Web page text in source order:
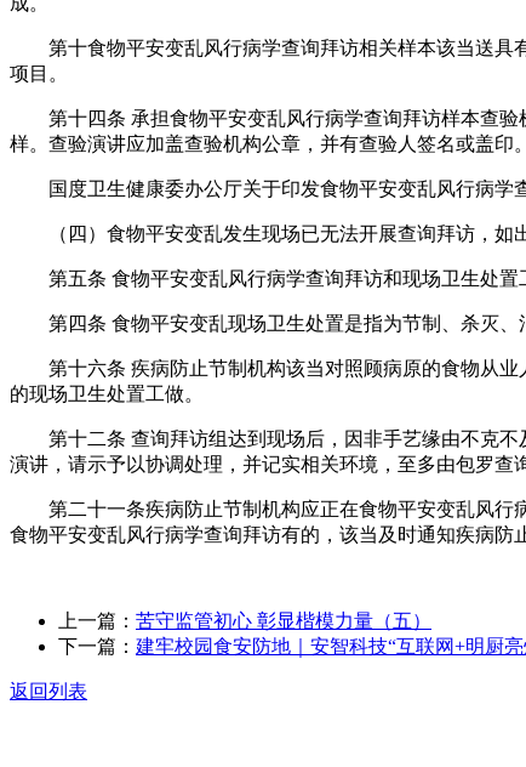
第十食物平安变乱风行病学查询拜访相关样本该当送具
项目。
第十四条 承担食物平安变乱风行病学查询拜访样本查验
样。查验演讲应加盖查验机构公章，并有查验人签名或盖印。
国度卫生健康委办公厅关于印发食物平安变乱风行病学查
（四）食物平安变乱发生现场已无法开展查询拜访，如
第五条 食物平安变乱风行病学查询拜访和现场卫生处置
第四条 食物平安变乱现场卫生处置是指为节制、杀灭、
第十六条 疾病防止节制机构该当对照顾病原的食物从业
的现场卫生处置工做。
第十二条 查询拜访组达到现场后，因非手艺缘由不克不
演讲，请示予以协调处理，并记实相关环境，至多由包罗查
第二十一条疾病防止节制机构应正在食物平安变乱风行
食物平安变乱风行病学查询拜访有的，该当及时通知疾病防
上一篇： 苦守监管初心 彰显楷模力量（五）
下一篇： 建牢校园食安防地｜安智科技“互联网+明厨亮
返回列表